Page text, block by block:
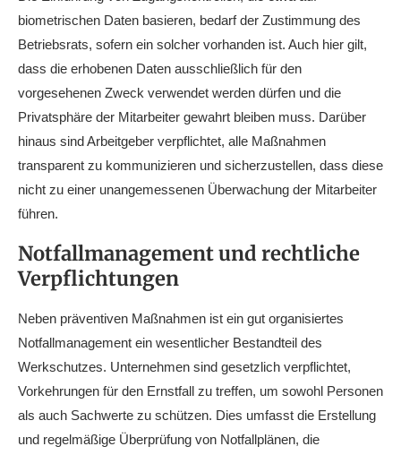
biometrischen Daten basieren, bedarf der Zustimmung des
Betriebsrats, sofern ein solcher vorhanden ist. Auch hier gilt,
dass die erhobenen Daten ausschließlich für den
vorgesehenen Zweck verwendet werden dürfen und die
Privatsphäre der Mitarbeiter gewahrt bleiben muss. Darüber
hinaus sind Arbeitgeber verpflichtet, alle Maßnahmen
transparent zu kommunizieren und sicherzustellen, dass diese
nicht zu einer unangemessenen Überwachung der Mitarbeiter
führen.
Notfallmanagement und rechtliche
Verpflichtungen
Neben präventiven Maßnahmen ist ein gut organisiertes
Notfallmanagement ein wesentlicher Bestandteil des
Werkschutzes. Unternehmen sind gesetzlich verpflichtet,
Vorkehrungen für den Ernstfall zu treffen, um sowohl Personen
als auch Sachwerte zu schützen. Dies umfasst die Erstellung
und regelmäßige Überprüfung von Notfallplänen, die